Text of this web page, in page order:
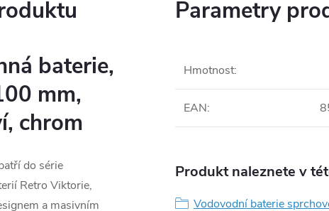
baterie,
mm,
chrom
do série
Retro Viktorie,
a masivním
Parametry
Hmotnost:
EAN:
Produkt naleznete v
Vodovodní baterie